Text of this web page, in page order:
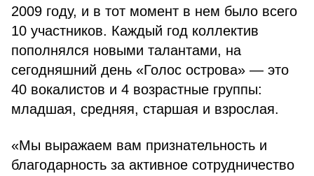
2009 году, и в тот момент в нем было всего
10 участников. Каждый год коллектив
пополнялся новыми талантами, на
сегодняшний день «Голос острова» — это
40 вокалистов и 4 возрастные группы:
младшая, средняя, старшая и взрослая.
«Мы выражаем вам признательность и
благодарность за активное сотрудничество